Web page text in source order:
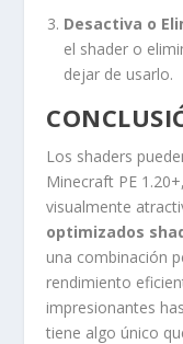
Desactiva o
el shader o
dejar de usarlo.
Los shaders
Minecraft PE
visualmente
optimizados
una combinación
rendimiento
impresionantes
tiene algo único